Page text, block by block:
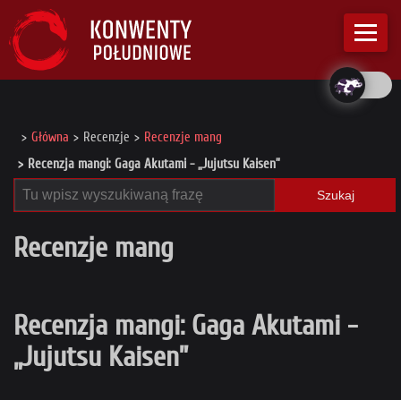
Główna Recenzje
Recenzje mang
Recenzja mangi: Gaga Akutami - „Jujutsu Kaisen”
Szukaj
Recenzje mang
Recenzja mangi: Gaga Akutami -
„Jujutsu Kaisen”